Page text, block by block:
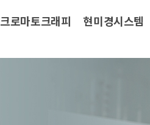
크로마토크래피 현미경시스템